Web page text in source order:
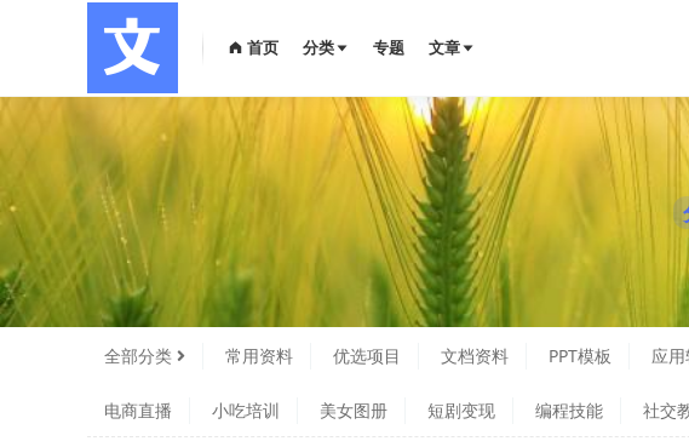
首页 分类 专题 文章
全部分类 常用资料 优选项目 文档资料 PPT模板 应
电商直播 小吃培训 美女图册 短剧变现 编程技能 社交